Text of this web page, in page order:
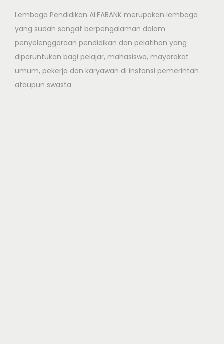
Lembaga Pendidikan ALFABANK merupakan lembaga
yang sudah sangat berpengalaman dalam
penyelenggaraan pendidikan dan pelatihan yang
diperuntukan bagi pelajar, mahasiswa, mayarakat
umum, pekerja dan karyawan di instansi pemerintah
ataupun swasta